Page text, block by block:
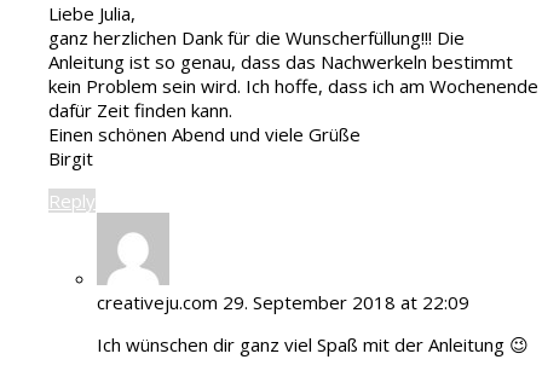
Liebe Julia,
ganz herzlichen Dank für die Wunscherfüllung!!! Die
Anleitung ist so genau, dass das Nachwerkeln bestimmt
kein Problem sein wird. Ich hoffe, dass ich am Wochenende
dafür Zeit finden kann.
Einen schönen Abend und viele Grüße
Birgit
Reply
creativeju.com 29. September 2018 at 22:09
Ich wünschen dir ganz viel Spaß mit der Anleitung 😉